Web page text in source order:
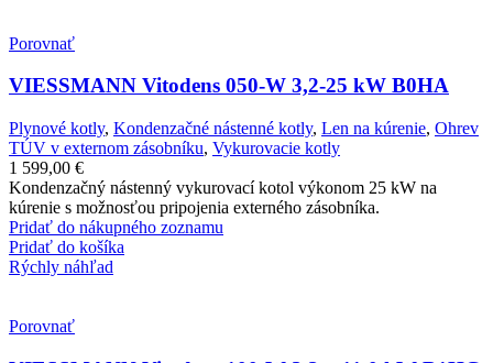
Porovnať
VIESSMANN Vitodens 050-W 3,2-25 kW B0HA
Plynové kotly, Kondenzačné nástenné kotly, Len na kúrenie, Ohrev
TÚV v externom zásobníku, Vykurovacie kotly
1 599,00 €
Kondenzačný nástenný vykurovací kotol výkonom 25 kW na
kúrenie s možnosťou pripojenia externého zásobníka.
Pridať do nákupného zoznamu
Pridať do košíka
Rýchly náhľad
Porovnať